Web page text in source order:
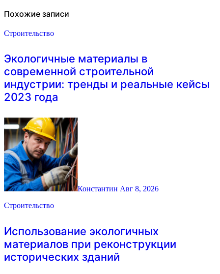
Похожие записи
Строительство
Экологичные материалы в
современной строительной
индустрии: тренды и реальные кейсы
2023 года
Константин Авг 8, 2026
Строительство
Использование экологичных
материалов при реконструкции
исторических зданий